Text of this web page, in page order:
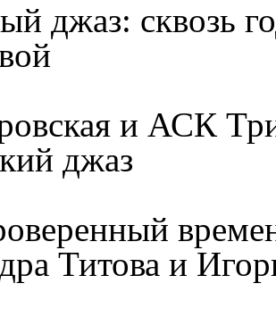
джаз: сквозь
и АСК
джаз
Титова и